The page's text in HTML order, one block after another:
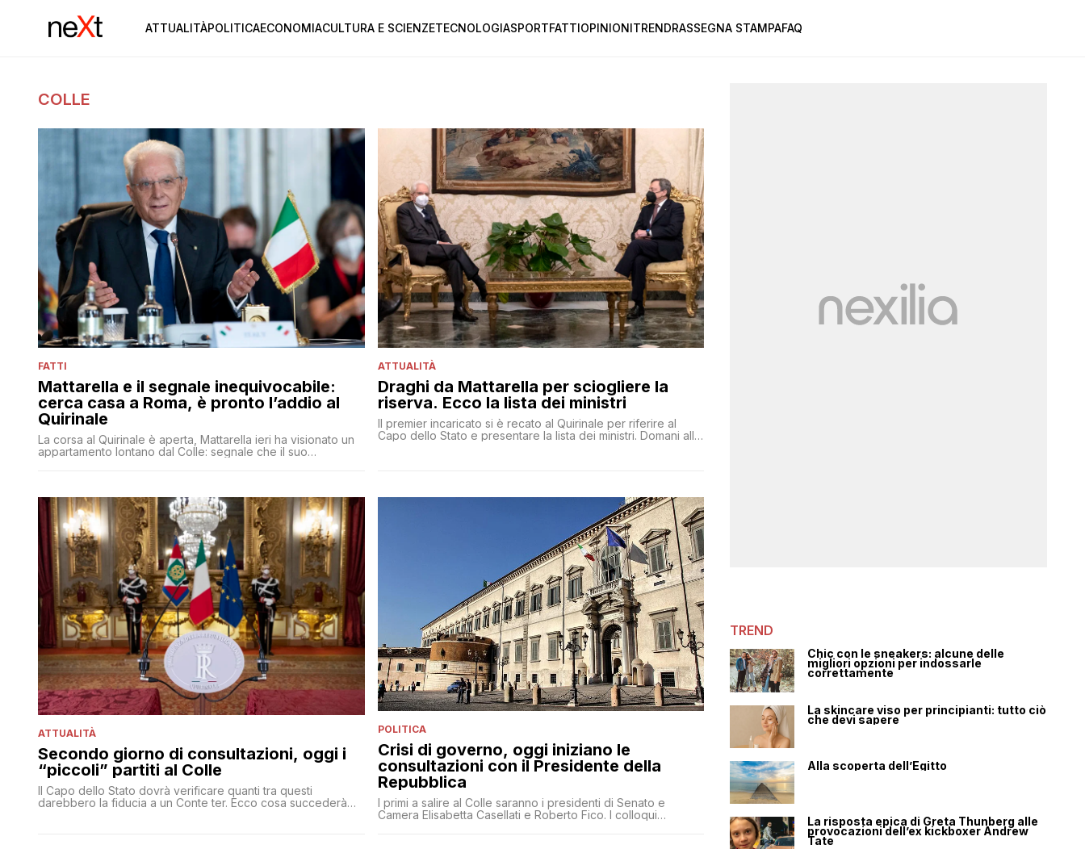
ATTUALITÀPOLITICAECONOMIACULTURA E SCIENZETECNOLOGIASPORTFATTIOPINIONITRENDRASSEGNA STAMPAFAQ
COLLE
FATTI
Mattarella e il segnale inequivocabile:
cerca casa a Roma, è pronto l’addio al
Quirinale
La corsa al Quirinale è aperta, Mattarella ieri ha visionato un
appartamento lontano dal Colle: segnale che il suo
ATTUALITÀ
Draghi da Mattarella per sciogliere la
riserva. Ecco la lista dei ministri
Il premier incaricato si è recato al Quirinale per riferire al
Capo dello Stato e presentare la lista dei ministri. Domani alle
ATTUALITÀ
Secondo giorno di consultazioni, oggi i
“piccoli” partiti al Colle
Il Capo dello Stato dovrà verificare quanti tra questi
darebbero la fiducia a un Conte ter. Ecco cosa succederà
POLITICA
Crisi di governo, oggi iniziano le
consultazioni con il Presidente della
Repubblica
I primi a salire al Colle saranno i presidenti di Senato e
Camera Elisabetta Casellati e Roberto Fico. I colloqui
TREND
Chic con le sneakers: alcune delle
migliori opzioni per indossarle
correttamente
La skincare viso per principianti: tutto ciò
che devi sapere
Alla scoperta dell’Egitto
La risposta epica di Greta Thunberg alle
provocazioni dell’ex kickboxer Andrew
Tate